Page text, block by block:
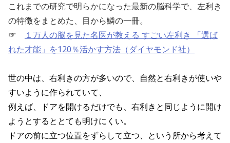
これまでの研究で明らかになった最新の脳科学で、左利き
の特徴をまとめた、目から鱗の一冊。
☞
１万人の脳を見た名医が教える すごい左利き 「選ば
れた才能」を120％活かす方法（ダイヤモンド社）
世の中は、右利きの方が多いので、自然と右利きが使いや
すいように作られていて、
例えば、ドアを開けるだけでも、右利きと同じように開け
ようとするととても明けにくい。
ドアの前に立つ位置をずらして立つ、という所から考えて